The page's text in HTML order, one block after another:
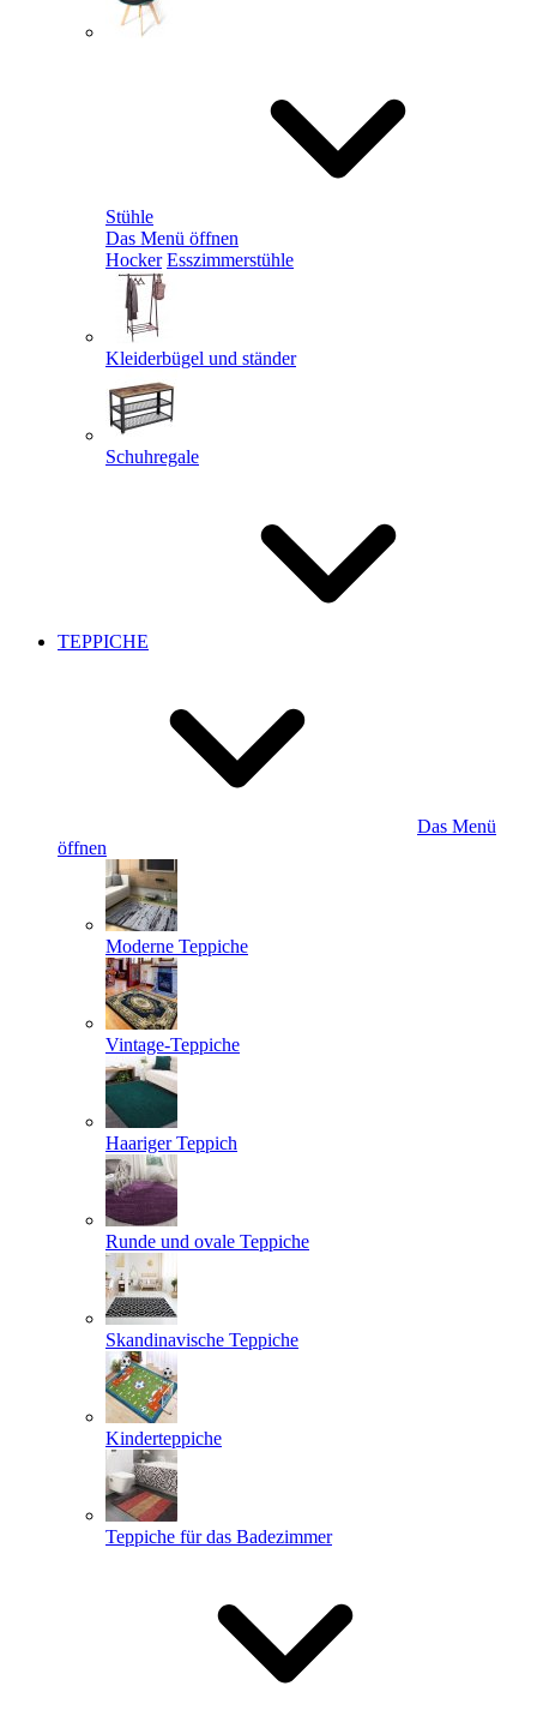
Stühle
Das Menü öffnen
Hocker Esszimmerstühle
Kleiderbügel und ständer
Schuhregale
TEPPICHE
Das Menü
öffnen
Moderne Teppiche
Vintage-Teppiche
Haariger Teppich
Runde und ovale Teppiche
Skandinavische Teppiche
Kinderteppiche
Teppiche für das Badezimmer